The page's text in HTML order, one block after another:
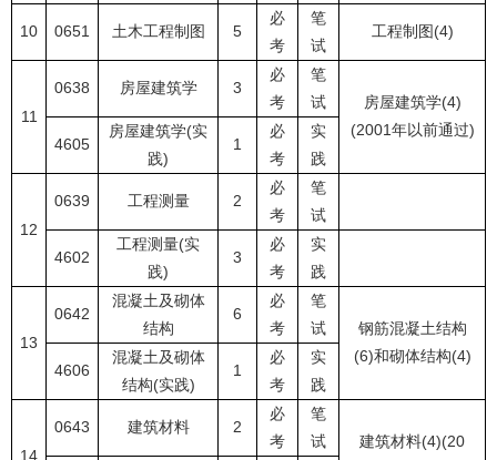
10 0651 土木工程制图 5
必
考
笔
试
工程制图(4)
11
0638 房屋建筑学 3
必
考
笔
试
房屋建筑学(4)
(2001年以前通过)
4605
房屋建筑学(实
践)
1
必
考
实
践
12
0639 工程测量 2
必
考
笔
试
4602
工程测量(实
践)
3
必
考
实
践
13
0642
混凝土及砌体
结构
6
必
考
笔
试
钢筋混凝土结构
(6)和砌体结构(4)
4606
混凝土及砌体
结构(实践)
1
必
考
实
践
14
0643 建筑材料 2
必
考
笔
试
建筑材料(4)(20